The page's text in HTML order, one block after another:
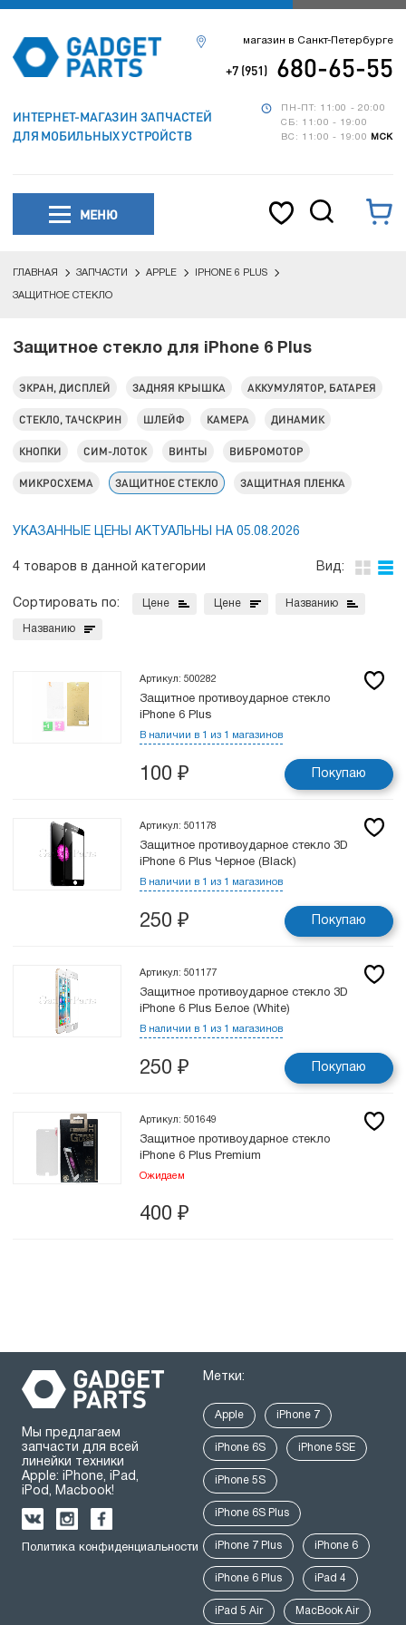
ИНТЕРНЕТ-МАГАЗИН ЗАПЧАСТЕЙ
ДЛЯ МОБИЛЬНЫХ УСТРОЙСТВ
ПН-ПТ: 11:00 - 20:00
СБ: 11:00 - 19:00
ВС: 11:00 - 19:00
МСК
магазин в Санкт-Петербурге
+7 (951) 680-65-55
МЕНЮ
ГЛАВНАЯ ЗАПЧАСТИ APPLE IPHONE 6 PLUS
ЗАЩИТНОЕ СТЕКЛО
Защитное стекло для iPhone 6 Plus
ЭКРАН, ДИСПЛЕЙ ЗАДНЯЯ КРЫШКА АККУМУЛЯТОР, БАТАРЕЯ
СТЕКЛО, ТАЧСКРИН ШЛЕЙФ КАМЕРА ДИНАМИК
КНОПКИ СИМ-ЛОТОК ВИНТЫ ВИБРОМОТОР
МИКРОСХЕМА ЗАЩИТНОЕ СТЕКЛО ЗАЩИТНАЯ ПЛЕНКА
УКАЗАННЫЕ ЦЕНЫ АКТУАЛЬНЫ НА 05.08.2026
4 товаров в данной категории Вид:
Сортировать по: Цене Цене Названию
Названию
Артикул: 500282
Защитное противоударное стекло
iPhone 6 Plus
В наличии в 1 из 1 магазинов
100 ₽ Покупаю
Артикул: 501178
Защитное противоударное стекло 3D
iPhone 6 Plus Черное (Black)
В наличии в 1 из 1 магазинов
250 ₽ Покупаю
Артикул: 501177
Защитное противоударное стекло 3D
iPhone 6 Plus Белое (White)
В наличии в 1 из 1 магазинов
250 ₽ Покупаю
Артикул: 501649
Защитное противоударное стекло
iPhone 6 Plus Premium
Ожидаем
400 ₽
Мы предлагаем
запчасти для всей
линейки техники
Apple: iPhone, iPad,
iPod, Macbook!
Политика конфиденциальности
Метки:
Apple iPhone 7
iPhone 6S iPhone 5SE
iPhone 5S
iPhone 6S Plus
iPhone 7 Plus iPhone 6
iPhone 6 Plus iPad 4
iPad 5 Air MacBook Air